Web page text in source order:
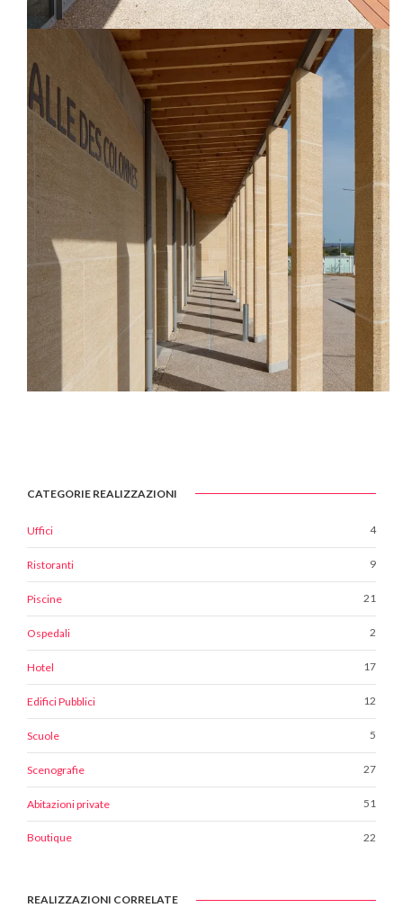
CATEGORIE REALIZZAZIONI
Uffici 4
Ristoranti 9
Piscine 21
Ospedali 2
Hotel 17
Edifici Pubblici 12
Scuole 5
Scenografie 27
Abitazioni private 51
Boutique 22
REALIZZAZIONI CORRELATE